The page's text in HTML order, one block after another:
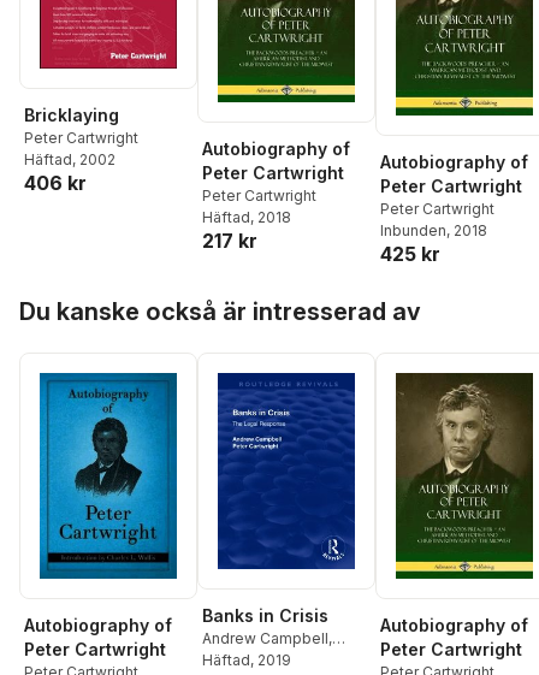
Bricklaying
Peter Cartwright
Häftad, 2002
406 kr
Autobiography of
Peter Cartwright
Peter Cartwright
Häftad, 2018
217 kr
Autobiography of
Peter Cartwright
Peter Cartwright
Inbunden, 2018
425 kr
Du kanske också är intresserad av
Autobiography of
Peter Cartwright
Banks in Crisis
Andrew Campbell,
Peter Cartwright
Häftad, 2019
Autobiography of
Peter Cartwright